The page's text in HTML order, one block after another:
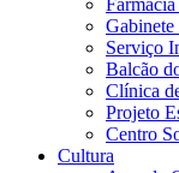
Gabinete
Serviço
Balcão
Clínica
Projeto
Centro
Cultura